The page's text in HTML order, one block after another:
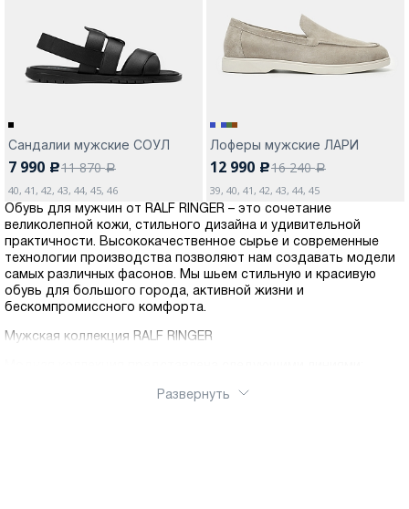
Сандалии мужские СОУЛ
7 990 c11 870a
40, 41, 42, 43, 44, 45, 46
Лоферы мужские ЛАРИ
12 990 c16 240a
39, 40, 41, 42, 43, 44, 45
Обувь для мужчин от RALF RINGER – это сочетание
великолепной кожи, стильного дизайна и удивительной
практичности. Высококачественное сырье и современные
технологии производства позволяют нам создавать модели
самых различных фасонов. Мы шьем стильную и красивую
обувь для большого города, активной жизни и
бескомпромиссного комфорта.
Мужская коллекция RALF RINGER
Business – обувь, подразумевающая под собой
Развернуть